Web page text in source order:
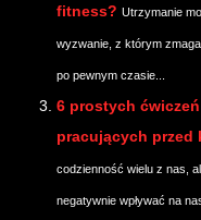
fitness? Utrzymanie
wyzwanie, z którym
po pewnym czasie...
6 prostych
pracujących przed
codzienność wielu z nas,
negatywnie wpływać na